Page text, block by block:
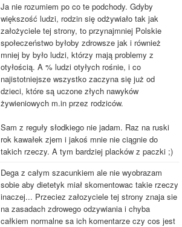
Ja nie rozumiem po co te podchody. Gdyby
większość ludzi, rodzin się odżywiało tak jak
założyciele tej strony, to przynajmniej Polskie
społeczeństwo byłoby zdrowsze jak i również
mniej by było ludzi, którzy mają problemy z
otyłością. A % ludzi otyłych rośnie, i co
najistotniejsze wszystko zaczyna się już od
dzieci, które są uczone złych nawyków
żywieniowych m.in przez rodziców.
Sam z reguły słodkiego nie jadam. Raz na ruski
rok kawałek zjem i jakoś mnie nie ciągnie do
takich rzeczy. A tym bardziej placków z paczki ;)
Dega z całym szacunkiem ale nie wyobrazam
sobie aby dietetyk miał skomentowac takie rzeczy
inaczej... Przeciez załozyciele tej strony znaja sie
na zasadach zdrowego odzywiania i chyba
całkiem normalne sa ich komentarze czy cos jest